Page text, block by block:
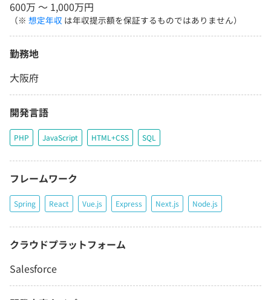
600万 〜 1,000万円
（※ 想定年収 は年収提示額を保証するものではありません）
勤務地
大阪府
開発言語
PHP JavaScript HTML+CSS SQL
フレームワーク
Spring React Vue.js Express Next.js Node.js
クラウドプラットフォーム
Salesforce